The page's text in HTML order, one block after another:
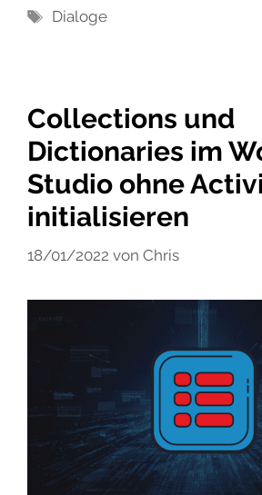
Schlagwörter
Dialoge
Collections und
Dictionaries im
Studio ohne
initialisieren
18/01/2022 von Chris